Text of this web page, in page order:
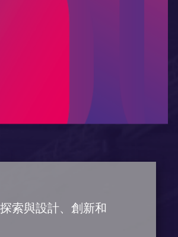
索與設計、創新和